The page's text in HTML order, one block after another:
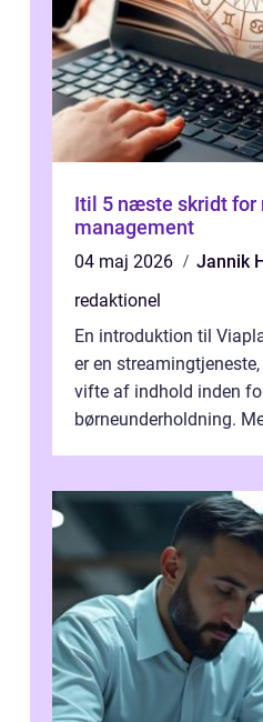
Itil 5 næste skridt for moderne service
management
04 maj 2026
Jannik
redaktionel
En introduktion til
er en
vifte af indhold inden
børneunderholdning.